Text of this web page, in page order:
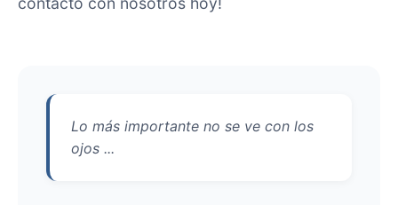
Lo más importante no se ve con los
ojos ...